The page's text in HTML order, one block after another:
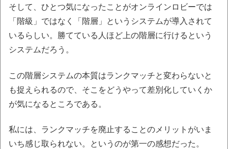
そして、ひとつ気になったことがオンラインロビーでは
「階級」ではなく「階層」というシステムが導入されて
いるらしい。勝てている人ほど上の階層に行けるという
システムだろう。
この階層システムの本質はランクマッチと変わらないと
も捉えられるので、そこをどうやって差別化していくか
が気になるところである。
私には、ランクマッチを廃止することのメリットがいま
いち感じ取られない。というのが第一の感想だった。